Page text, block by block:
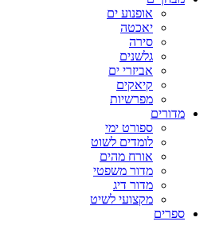
אופנוע ים
יאכטה
סירה
גלשנים
אביזרי ים
קיאקים
מפרשיות
מדורים
ספורט ימי
לומדים לשוט
אורח מהים
מדור משפטי
מדור דיג
מקצועי לשיט
ספרים